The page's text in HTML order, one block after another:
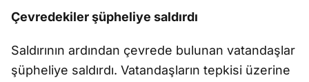
Çevredekiler şüpheliye saldırdı
Saldırının ardından çevrede bulunan vatandaşlar
şüpheliye saldırdı. Vatandaşların tepkisi üzerine